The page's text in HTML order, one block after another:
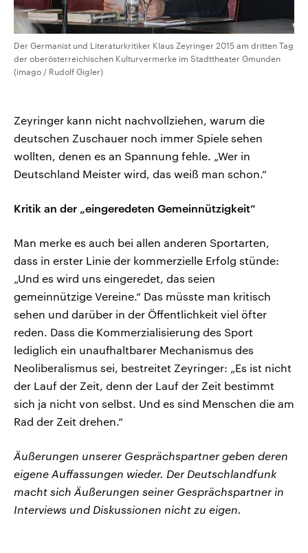
Der Germanist und Literaturkritiker Klaus Zeyringer 2015 am dritten Tag
der oberösterreichischen Kulturvermerke im Stadttheater Gmunden
(imago / Rudolf Gigler)
Zeyringer kann nicht nachvollziehen, warum die
deutschen Zuschauer noch immer Spiele sehen
wollten, denen es an Spannung fehle. „Wer in
Deutschland Meister wird, das weiß man schon.“
Kritik an der „eingeredeten Gemeinnützigkeit“
Man merke es auch bei allen anderen Sportarten,
dass in erster Linie der kommerzielle Erfolg stünde:
„Und es wird uns eingeredet, das seien
gemeinnützige Vereine.“ Das müsste man kritisch
sehen und darüber in der Öffentlichkeit viel öfter
reden. Dass die Kommerzialisierung des Sport
lediglich ein unaufhaltbarer Mechanismus des
Neoliberalismus sei, bestreitet Zeyringer: „Es ist nicht
der Lauf der Zeit, denn der Lauf der Zeit bestimmt
sich ja nicht von selbst. Und es sind Menschen die am
Rad der Zeit drehen.“
Äußerungen unserer Gesprächspartner geben deren
eigene Auffassungen wieder. Der Deutschlandfunk
macht sich Äußerungen seiner Gesprächspartner in
Interviews und Diskussionen nicht zu eigen.